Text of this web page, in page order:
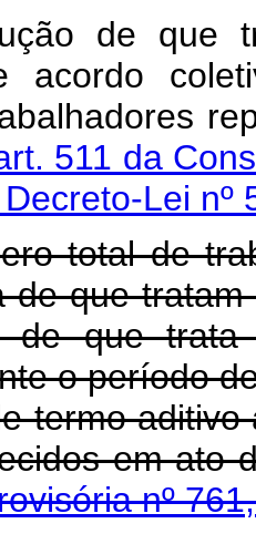
de que
acordo
511 da
Lei
total de
de que
de que
o período
termo
em ato
nº